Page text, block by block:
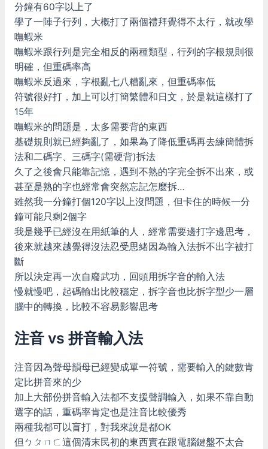
分鐘有60字以上了
學了一陣子行列，大概打了兩個禮拜覺得不太行，就改學
嘸蝦米
嘸蝦米跟行列是完全相反的兩種類型，行列的字根規則很
明確，但重碼率高
嘸蝦米反過來，字根亂七八糟亂來，但重碼率低
符號很好打，加上可以打簡繁體和日文，於是就這樣打了
15年
嘸蝦米的問題是，太多需要背的東西
基礎規則就已經夠亂了，如果為了降低重碼再去練簡體拆
法和二碼字、三碼字(需硬背)拆法
久了之後會只能靠記憶，遇到不熟的字完全拆不出來，或
甚至是熟的字也經常會突然忘記怎麼拆…
雖然我一分鐘打個120字以上沒問題，但卡住的時候一分
鐘可能只剩2個字
我是幾乎已經沒在用紙筆的人，經常需要邊打字邊思考，
後來就越來越覺得沒法忍受思緒因為輸入法拆不出字被打
斷
所以決定再一次自廢武功，回頭用拆字音的輸入法
慢就慢吧，起碼輸出比較穩定，拆字音也比拆字型少一層
腦中的轉換，比較不容易影響思考
注音 vs 拼音輸入法
注音因為聲母韻母已經變成單一符號，需要輸入的鍵數肯
定比拼音來的少
加上大部份拼音輸入法都不支援聲調輸入，如果不靠自動
選字的話，重碼率肯定也是注音比較優秀
兩種我都可以盲打，對我來說是都OK
但ㄅㄆㄇㄈ這個清末民初的東西實在跟電腦鍵盤不太合